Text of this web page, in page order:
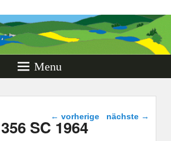
Rotary
Oldtimer
Monschau
Menu
Beitragsnavigation
← vorherige nächste →
SC 1964